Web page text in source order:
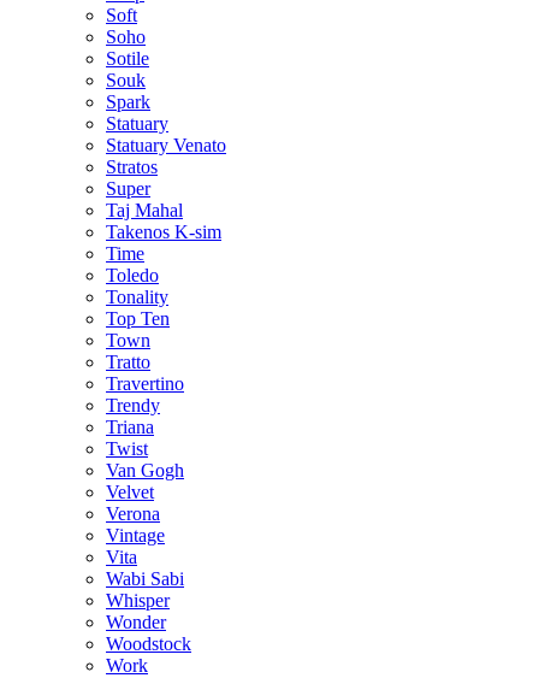
Soft
Soho
Sotile
Souk
Spark
Statuary
Statuary Venato
Stratos
Super
Taj Mahal
Takenos K-sim
Time
Toledo
Tonality
Top Ten
Town
Tratto
Travertino
Trendy
Triana
Twist
Van Gogh
Velvet
Verona
Vintage
Vita
Wabi Sabi
Whisper
Wonder
Woodstock
Work